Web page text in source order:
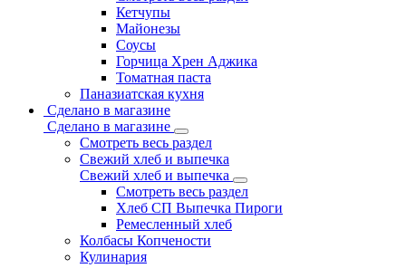
Кетчупы
Майонезы
Соусы
Горчица Хрен Аджика
Томатная паста
Паназиатская кухня
Сделано в магазине
Сделано в магазине
Смотреть весь раздел
Свежий хлеб и выпечка
Свежий хлеб и выпечка
Смотреть весь раздел
Хлеб СП Выпечка Пироги
Ремесленный хлеб
Колбасы Копчености
Кулинария